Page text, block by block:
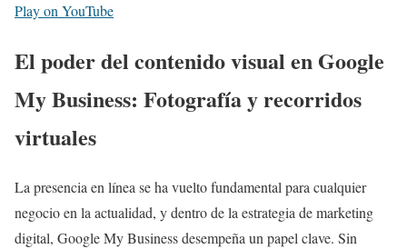
Play on YouTube
El poder del contenido visual en Google
My Business: Fotografía y recorridos
virtuales
La presencia en línea se ha vuelto fundamental para cualquier
negocio en la actualidad, y dentro de la estrategia de marketing
digital, Google My Business desempeña un papel clave. Sin